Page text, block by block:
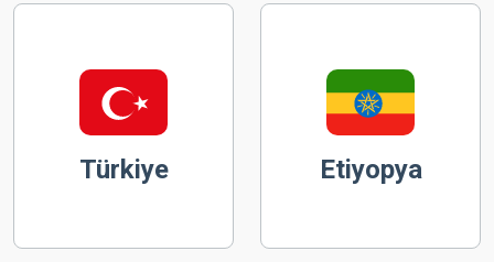
Türkiye Etiyopya